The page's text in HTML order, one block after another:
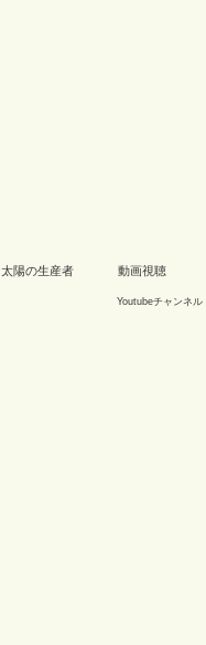
太陽の生産者 動画視聴
Youtubeチャンネル